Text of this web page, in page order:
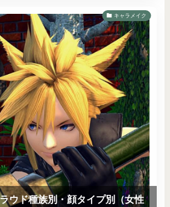
キャラメイク
ウド種族別・顔タイプ別（女性